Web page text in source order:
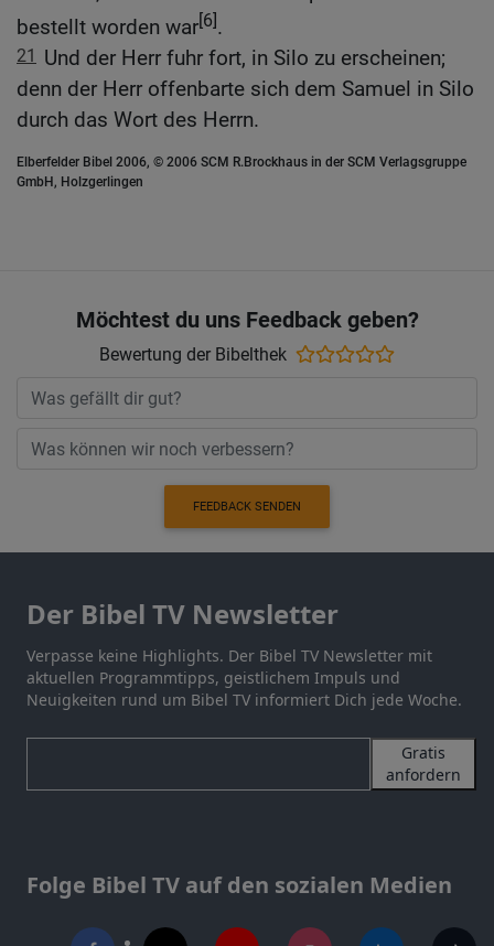
bestellt worden war[6].
21 Und der Herr fuhr fort, in Silo zu erscheinen;
denn der Herr offenbarte sich dem Samuel in Silo
durch das Wort des Herrn.
Elberfelder Bibel 2006, © 2006 SCM R.Brockhaus in der SCM Verlagsgruppe
GmbH, Holzgerlingen
Möchtest du uns Feedback geben?
Bewertung der Bibelthek
FEEDBACK SENDEN
Der Bibel TV Newsletter
Verpasse keine Highlights. Der Bibel TV Newsletter mit
aktuellen Programmtipps, geistlichem Impuls und
Neuigkeiten rund um Bibel TV informiert Dich jede Woche.
Gratis
anfordern
Folge Bibel TV auf den sozialen Medien